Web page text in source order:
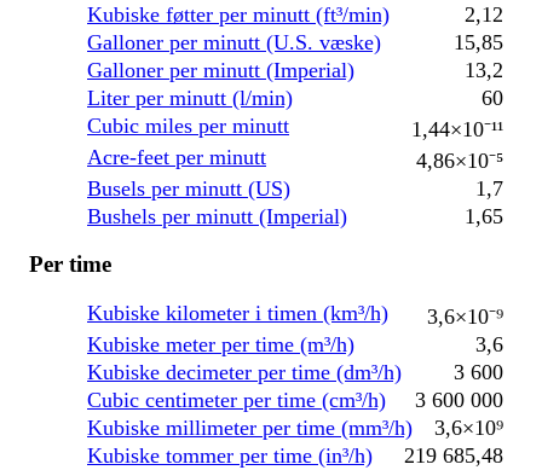
Kubiske føtter per minutt (ft³/min)
2,12
Galloner per minutt (U.S. væske)
15,85
Galloner per minutt (Imperial)
13,2
Liter per minutt (l/min)
60
Cubic miles per minutt
1,44×10⁻¹¹
Acre-feet per minutt
4,86×10⁻⁵
Busels per minutt (US)
1,7
Bushels per minutt (Imperial)
1,65
Per time
Kubiske kilometer i timen (km³/h)
3,6×10⁻⁹
Kubiske meter per time (m³/h)
3,6
Kubiske decimeter per time (dm³/h)
3 600
Cubic centimeter per time (cm³/h)
3 600 000
Kubiske millimeter per time (mm³/h)
3,6×10⁹
Kubiske tommer per time (in³/h)
219 685,48